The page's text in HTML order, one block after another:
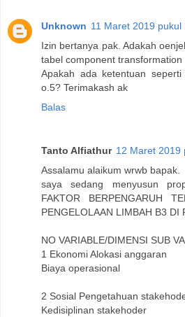
Unknown 11 Maret 2019 pukul
Izin bertanya pak. Adakah
tabel component transformation
Apakah ada ketentuan
o.5? Terimakash ak
Balas
Tanto Alfiathur 12 Maret 2019
Assalamu alaikum wrwb bapak.
saya sedang menyusun
FAKTOR BERPENGARUH
PENGELOLAAN LIMBAH B3 DI
NO VARIABLE/DIMENSI SUB
1 Ekonomi Alokasi anggaran
Biaya operasional
2 Sosial Pengetahuan
Kedisiplinan stakehoder